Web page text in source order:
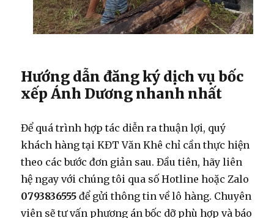
Hướng dẫn đăng ký dịch vụ bốc
xếp Ánh Dương nhanh nhất
Để quá trình hợp tác diễn ra thuận lợi, quý
khách hàng tại KĐT Văn Khê chỉ cần thực hiện
theo các bước đơn giản sau. Đầu tiên, hãy liên
hệ ngay với chúng tôi qua số Hotline hoặc Zalo
0793836555 để gửi thông tin về lô hàng. Chuyên
viên sẽ tư vấn phương án bốc dỡ phù hợp và báo